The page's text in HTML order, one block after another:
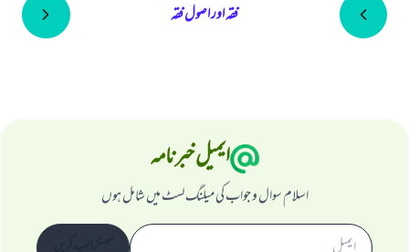
فقہ اور اصول فقہ
ایمیل خبرنامہ
اسلام سوال و جواب کی میلنگ لسٹ میں شامل ہوں